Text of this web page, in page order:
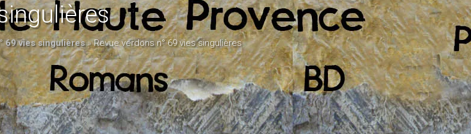
69 vies singulières»Revue verdons n° 69 vies singulières